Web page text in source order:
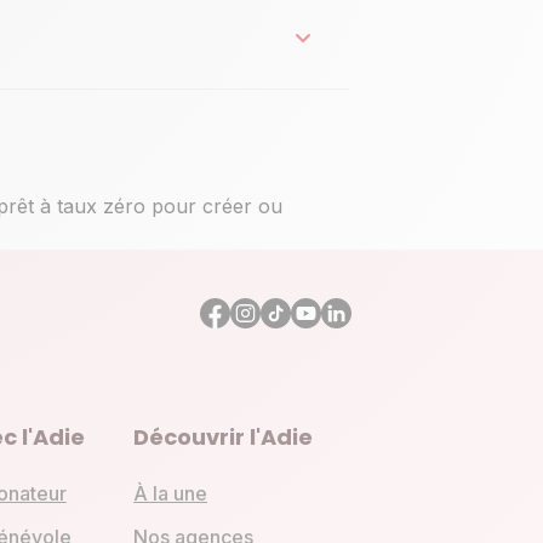
à taux zéro pour créer ou
l'Adie Découvrir l'Adie
À la une
Nos agences